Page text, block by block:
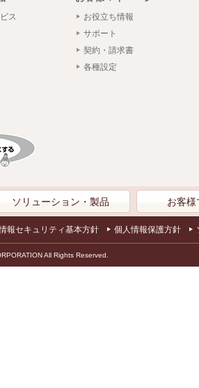
ス
お役立ち情報
サポート
契約・請求書
各種設定
ソリューション・製品 お客様
報セキュリティ基本方針 個人情報保護方針
All Rights Reserved.